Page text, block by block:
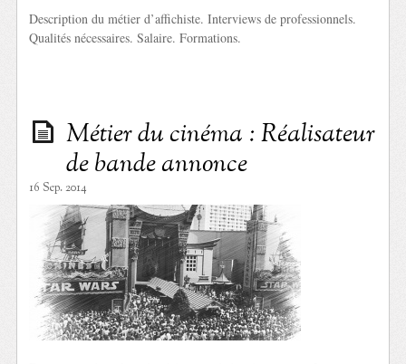
Description du métier d’affichiste. Interviews de professionnels.
Qualités nécessaires. Salaire. Formations.
Métier du cinéma : Réalisateur
de bande annonce
16 Sep. 2014